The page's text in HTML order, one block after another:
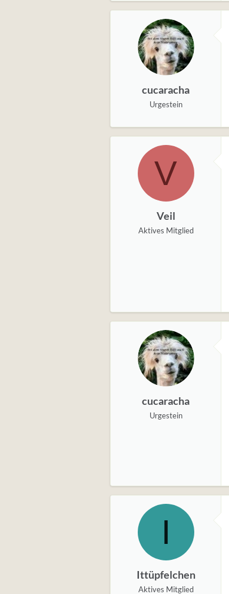
cucaracha
Urgestein
V
Veil
Aktives Mitglied
cucaracha
Urgestein
I
Ittüpfelchen
Aktives Mitglied